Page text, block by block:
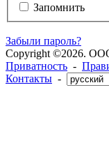
Запомнить
Забыли пароль?
Copyright ©2026.
Приватность -
Контакты -